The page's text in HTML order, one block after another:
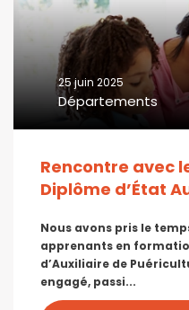
25 juin 2025
Départements
Rencontre avec
Diplôme d’État
Nous avons pris le
apprenants en
d’Auxiliaire de
engagé, passi...